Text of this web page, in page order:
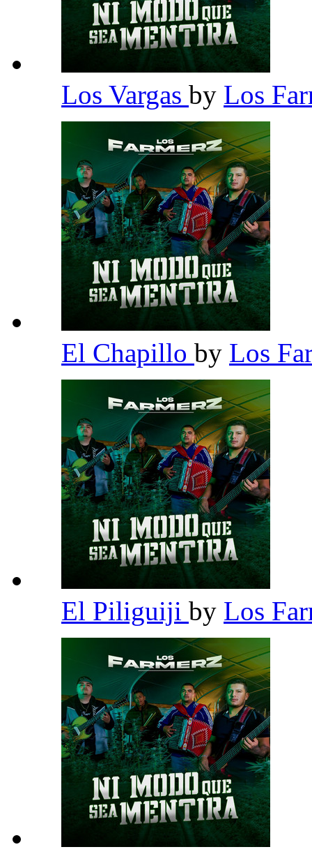
Los Vargas by Los
El Chapillo by Los
El Piliguiji by Los